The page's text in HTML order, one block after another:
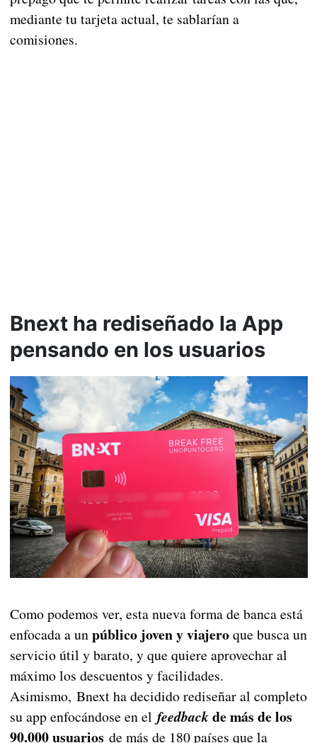
mediante tu tarjeta actual, te sablarían a
comisiones.
Bnext ha rediseñado la App
pensando en los usuarios
Como podemos ver, esta nueva forma de banca está
enfocada a unpúblico joven y viajeroque busca un
servicio útil y barato, y que quiere aprovechar al
máximo los descuentos y facilidades.
Asimismo, Bnext ha decidido rediseñar al completo
su app enfocándose en el feedbackde más de los
90.000 usuarios de más de 180 países que la